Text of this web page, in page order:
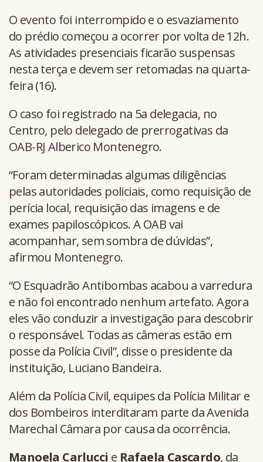
O evento foi interrompido e o esvaziamento
do prédio começou a ocorrer por volta de 12h.
As atividades presenciais ficarão suspensas
nesta terça e devem ser retomadas na quarta-
feira (16).
O caso foi registrado na 5a delegacia, no
Centro, pelo delegado de prerrogativas da
OAB-RJ Alberico Montenegro.
“Foram determinadas algumas diligências
pelas autoridades policiais, como requisição de
perícia local, requisição das imagens e de
exames papiloscópicos. A OAB vai
acompanhar, sem sombra de dúvidas”,
afirmou Montenegro.
“O Esquadrão Antibombas acabou a varredura
e não foi encontrado nenhum artefato. Agora
eles vão conduzir a investigação para descobrir
o responsável. Todas as câmeras estão em
posse da Polícia Civil”, disse o presidente da
instituição, Luciano Bandeira.
Além da Polícia Civil, equipes da Polícia Militar e
dos Bombeiros interditaram parte da Avenida
Marechal Câmara por causa da ocorrência.
Manoela Carlucci e Rafaela Cascardo, da